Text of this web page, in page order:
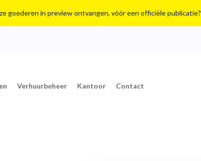
goederen in preview ontvangen, vóór een officiële publicatie?
Verhuurbeheer Kantoor Contact